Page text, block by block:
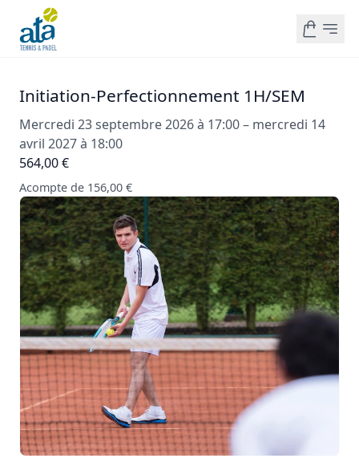
Initiation-Perfectionnement 1H/SEM
Mercredi 23 septembre 2026 à 17:00 – mercredi 14
avril 2027 à 18:00
564,00 €
Acompte de 156,00 €